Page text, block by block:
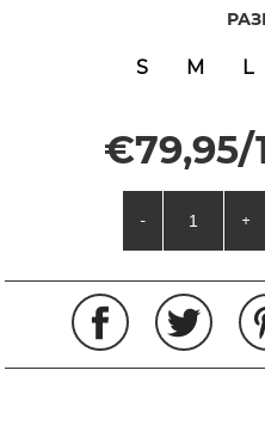
S M L
€79,95/
- +